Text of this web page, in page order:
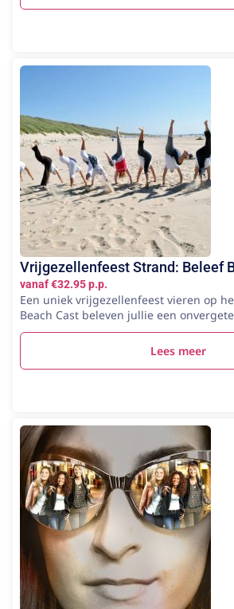
Vrijgezellenfeest Strand: Beleef
vanaf €32.95 p.p.
Een uniek vrijgezellenfeest vieren op
Beach Cast beleven jullie een
Lees meer